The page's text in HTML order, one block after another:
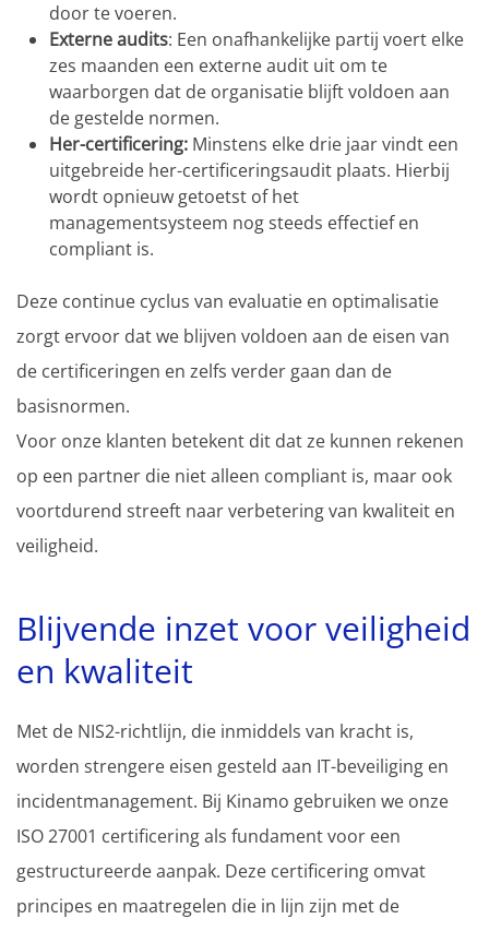
door te voeren.
Externe audits: Een onafhankelijke partij voert elke
zes maanden een externe audit uit om te
waarborgen dat de organisatie blijft voldoen aan
de gestelde normen.
Her-certificering: Minstens elke drie jaar vindt een
uitgebreide her-certificeringsaudit plaats. Hierbij
wordt opnieuw getoetst of het
managementsysteem nog steeds effectief en
compliant is.
Deze continue cyclus van evaluatie en optimalisatie
zorgt ervoor dat we blijven voldoen aan de eisen van
de certificeringen en zelfs verder gaan dan de
basisnormen.
Voor onze klanten betekent dit dat ze kunnen rekenen
op een partner die niet alleen compliant is, maar ook
voortdurend streeft naar verbetering van kwaliteit en
veiligheid.
Blijvende inzet voor veiligheid
en kwaliteit
Met de NIS2-richtlijn, die inmiddels van kracht is,
worden strengere eisen gesteld aan IT-beveiliging en
incidentmanagement. Bij Kinamo gebruiken we onze
ISO 27001 certificering als fundament voor een
gestructureerde aanpak. Deze certificering omvat
principes en maatregelen die in lijn zijn met de